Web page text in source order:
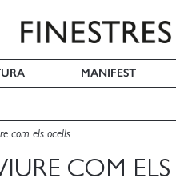
MANIFEST
com els ocells
COM